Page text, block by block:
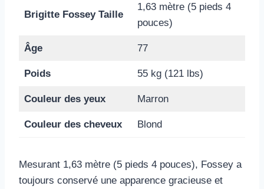
Brigitte Fossey Taille
1,63 mètre (5 pieds 4
pouces)
Âge 77
Poids 55 kg (121 lbs)
Couleur des yeux Marron
Couleur des cheveux Blond
Mesurant 1,63 mètre (5 pieds 4 pouces), Fossey a
toujours conservé une apparence gracieuse et